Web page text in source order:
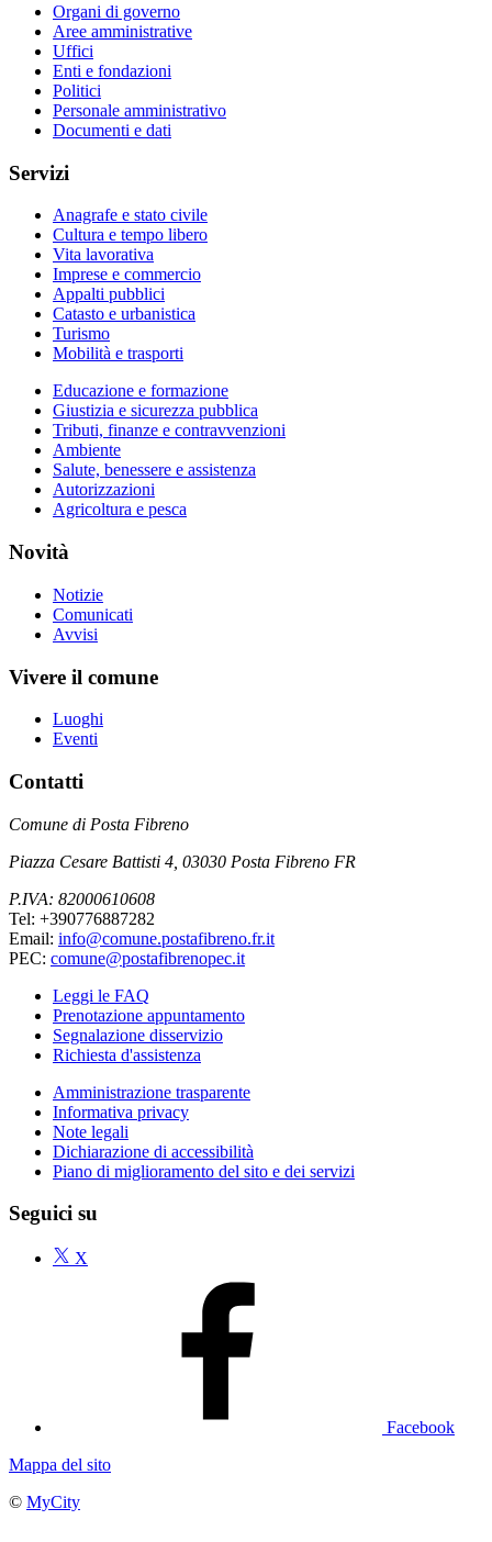
Organi di governo
Aree amministrative
Uffici
Enti e fondazioni
Politici
Personale amministrativo
Documenti e dati
Servizi
Anagrafe e stato civile
Cultura e tempo libero
Vita lavorativa
Imprese e commercio
Appalti pubblici
Catasto e urbanistica
Turismo
Mobilità e trasporti
Educazione e formazione
Giustizia e sicurezza pubblica
Tributi, finanze e contravvenzioni
Ambiente
Salute, benessere e assistenza
Autorizzazioni
Agricoltura e pesca
Novità
Notizie
Comunicati
Avvisi
Vivere il comune
Luoghi
Eventi
Contatti
Comune di Posta Fibreno
Piazza Cesare Battisti 4, 03030 Posta Fibreno FR
P.IVA: 82000610608
Tel: +390776887282
Email: info@comune.postafibreno.fr.it
PEC: comune@postafibrenopec.it
Leggi le FAQ
Prenotazione appuntamento
Segnalazione disservizio
Richiesta d'assistenza
Amministrazione trasparente
Informativa privacy
Note legali
Dichiarazione di accessibilità
Piano di miglioramento del sito e dei servizi
Seguici su
X
Facebook
Mappa del sito
© MyCity